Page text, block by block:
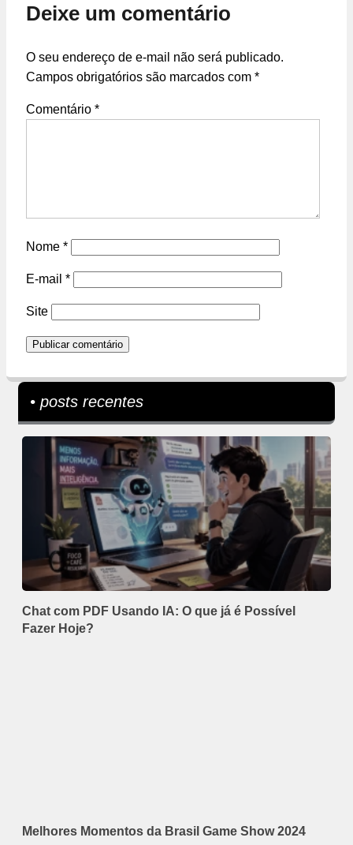
Deixe um comentário
O seu endereço de e-mail não será publicado.
Campos obrigatórios são marcados com *
Comentário *
Nome *
E-mail *
Site
• posts recentes
Chat com PDF Usando IA: O que já é Possível
Fazer Hoje?
Melhores Momentos da Brasil Game Show 2024